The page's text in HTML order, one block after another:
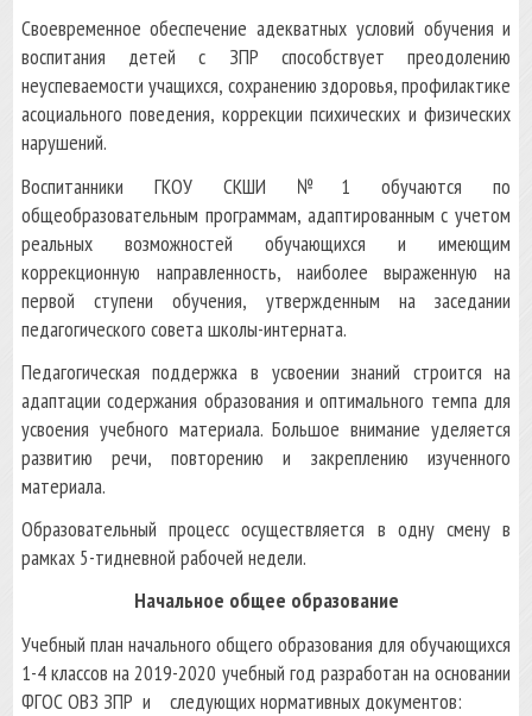
Своевременное обеспечение адекватных условий обучения и
воспитания детей с ЗПР способствует преодолению
неуспеваемости учащихся, сохранению здоровья, профилактике
асоциального поведения, коррекции психических и физических
нарушений.
Воспитанники ГКОУ СКШИ №1 обучаются по
общеобразовательным программам, адаптированным с учетом
реальных возможностей обучающихся и имеющим
коррекционную направленность, наиболее выраженную на
первой ступени обучения, утвержденным на заседании
педагогического совета школы-интерната.
Педагогическая поддержка в усвоении знаний строится на
адаптации содержания образования и оптимального темпа для
усвоения учебного материала. Большое внимание уделяется
развитию речи, повторению и закреплению изученного
материала.
Образовательный процесс осуществляется в одну смену в
рамках 5-тидневной рабочей недели.
Начальное общее образование
Учебный план начального общего образования для обучающихся
1-4 классов на 2019-2020 учебный год разработан на основании
ФГОС ОВЗ ЗПР и следующих нормативных документов: